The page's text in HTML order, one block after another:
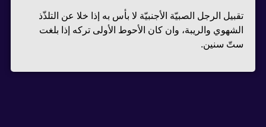
تقبيل الرجل الصبيّة الأجنبيّة لا بأس به إذا خلا عن التلذّذ
الشهوي والريبة، وان كان الأحوط الأولى تركه إذا بلغت
ستّ سنين.